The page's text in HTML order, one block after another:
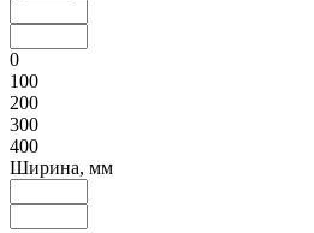
0
100
200
300
400
Ширина, мм